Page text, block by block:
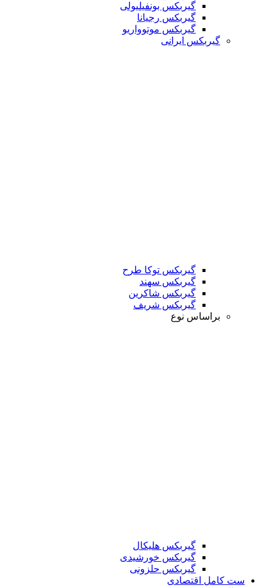
گیربکس بونفیلیولی
گیربکس رجیانا
گیربکس موتوواریو
گیربکس ایرانی
گیربکس توکا طرح
گیربکس سهند
گیربکس شاکرین
گیربکس شریف
براساس نوع
گیربکس هلیکال
گیربکس خورشیدی
گیربکس حلزونی
ست کامل اقتصادی